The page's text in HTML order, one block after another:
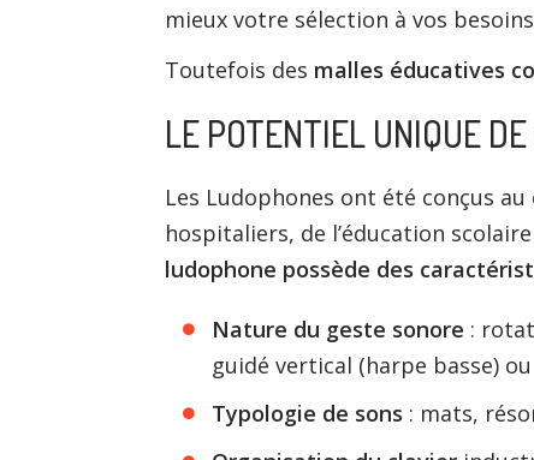
mieux votre sélection à vos
Toutefois des malles éducatives
LE POTENTIEL UNIQUE
Les Ludophones ont été conçus
hospitaliers, de l’éducation
ludophone possède des
Nature du geste sonore :
guidé vertical (harpe basse)
Typologie de sons : mats,